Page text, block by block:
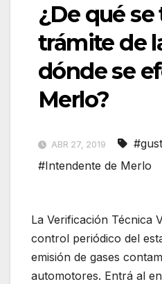
¿De qué se
trámite de
dónde se
Merlo?
ABR 27, 2019
#Intendente de Merlo
La Verificación Técnica
control periódico del
emisión de gases
automotores. Entrá al